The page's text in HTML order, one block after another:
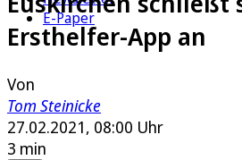
E-Paper
Ersthelfer-App an
Von
Tom Steinicke
27.02.2021, 08:00 Uhr
3 min